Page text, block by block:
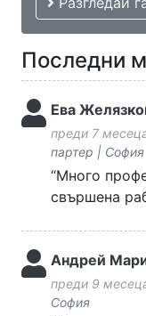
Последни
Ева
преди 7
партер | София
“Много
свършена
Aндрей
преди 9
София